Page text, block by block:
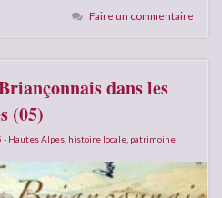
Faire un commentaire
dans les
(05)
- Hautes Alpes histoire locale patrimoine